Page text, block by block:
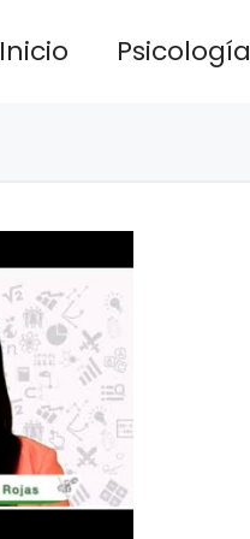
Inicio Psicología